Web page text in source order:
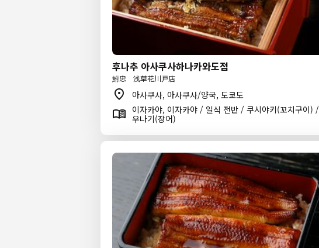
후나추 아사쿠사하나카와도점
鮒忠 浅草花川戸店
아사쿠사, 아사쿠사/양국, 도쿄도
이자카야, 이자카야 / 일식 전반 / 쿠시야키(꼬치구이) /
우나기(장어)